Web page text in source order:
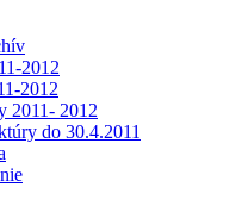
2012
2012
2011- 2012
do 30.4.2011